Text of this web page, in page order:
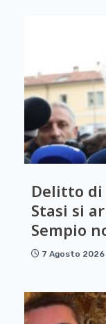
Delitto di
Stasi si
Sempio
7 Agosto 2026